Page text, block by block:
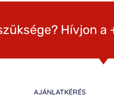
Hívjon
AJÁNLATKÉRÉS